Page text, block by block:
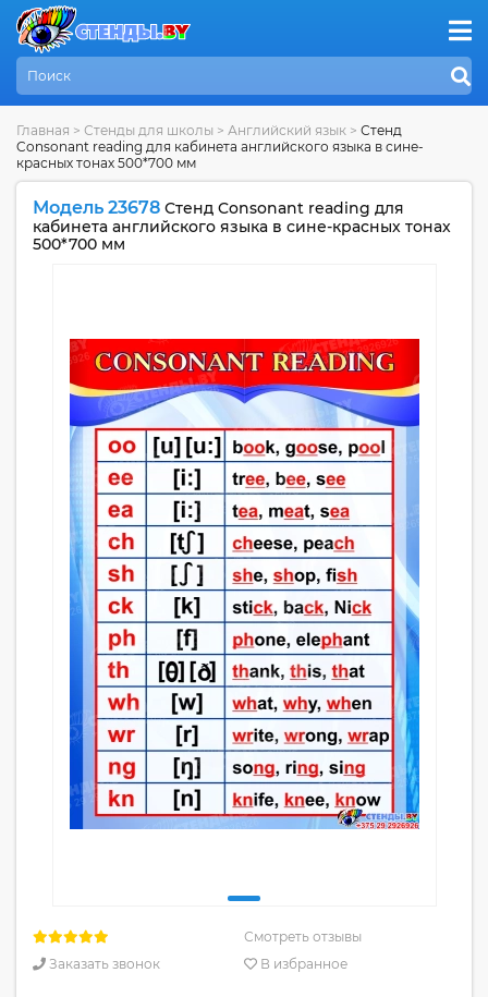
Главная > Стенды для школы > Английский язык > Стенд
Consonant reading для кабинета английского языка в сине-
красных тонах 500*700 мм
Модель 23678 Стенд Consonant reading для
кабинета английского языка в сине-красных тонах
500*700 мм
Смотреть отзывы
Заказать звонок
В избранное